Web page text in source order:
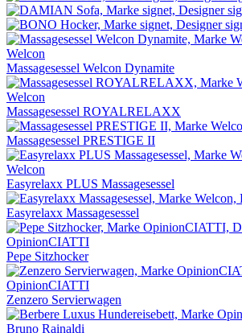
Massagesessel Welcon Dynamite
Massagesessel ROYALRELAXX
Massagesessel PRESTIGE II
Easyrelaxx PLUS Massagesessel
Easyrelaxx Massagesessel
Pepe Sitzhocker
Zenzero Servierwagen